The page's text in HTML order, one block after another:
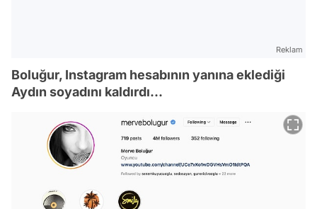
Reklam
Boluğur, Instagram hesabının yanına eklediği
Aydın soyadını kaldırdı...